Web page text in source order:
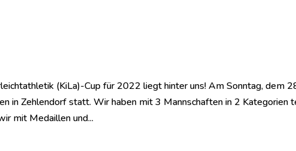
(KiLa)-Cup für 2022 liegt hinter uns! Am Sonntag, dem
in Zehlendorf statt. Wir haben mit 3 Mannschaften in 2 Kategorien
mit Medaillen und...